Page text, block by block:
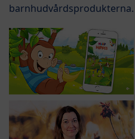
barnhudvårdsprodukterna.